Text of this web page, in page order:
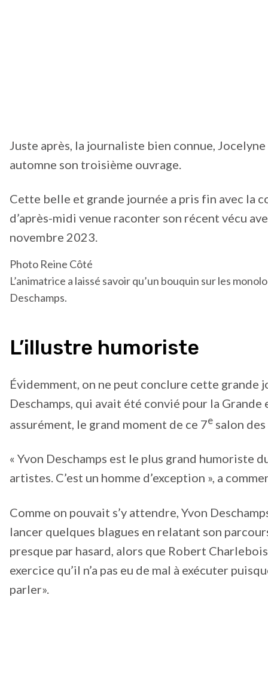
Juste après, la journaliste bien connue,
automne son troisième ouvrage.
Cette belle et grande journée a pris fin avec la
d’après-midi venue raconter son récent vécu
novembre 2023.
Photo Reine Côté
L’animatrice a laissé savoir qu’un bouquin sur les
Deschamps.
L’illustre humoriste
Évidemment, on ne peut conclure cette grande
Deschamps, qui avait été convié pour la
assurément, le grand moment de ce 7e salon
« Yvon Deschamps est le plus grand humoriste
artistes. C’est un homme d’exception », a
Comme on pouvait s’y attendre, Yvon
lancer quelques blagues en relatant son
presque par hasard, alors que Robert
exercice qu’il n’a pas eu de mal à exécuter
parler».